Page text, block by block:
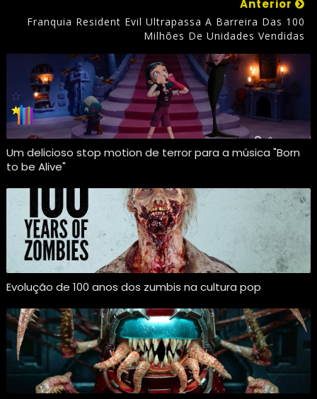
Anterior
Franquia Resident Evil Ultrapassa A Barreira Das 100
Milhões De Unidades Vendidas
Um delicioso stop motion de terror para a música "Born
to be Alive"
Evolução de 100 anos dos zumbis na cultura pop